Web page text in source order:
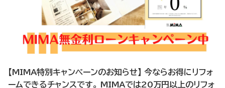
お知らせ
会社概要
【MIMA特別キャンペーンのお知らせ】 今ならお得にリフォ
ームできるチャンスです。 MIMAでは20万円以上のリフォ